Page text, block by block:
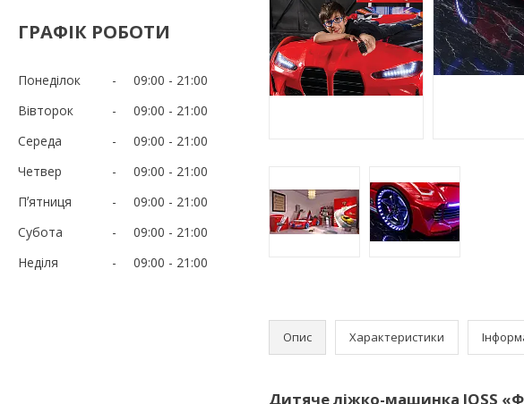
ГРАФІК РОБОТИ
Понеділок 09:00
21:00
Вівторок
09:00
21:00
Середа
09:00
21:00
Четвер
09:00
21:00
Пʼятниця
09:00
21:00
Субота
09:00
21:00
Неділя
09:00 21:00
Опис Характеристики
Дитяче ліжко-машинка JOSS